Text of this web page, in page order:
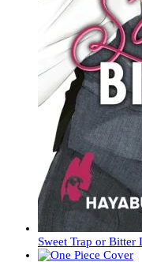
Sweet Trap or Bitter